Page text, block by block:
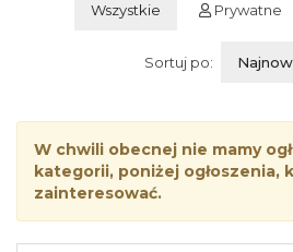
Wszystkie Prywatne
Sortuj po:
W chwili obecnej nie mamy
kategorii, poniżej ogłoszenia,
zainteresować.